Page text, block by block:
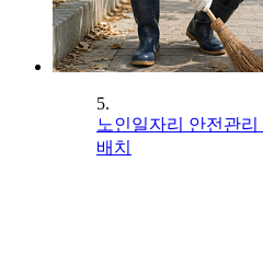
5.
노인일자리 안전관
배치